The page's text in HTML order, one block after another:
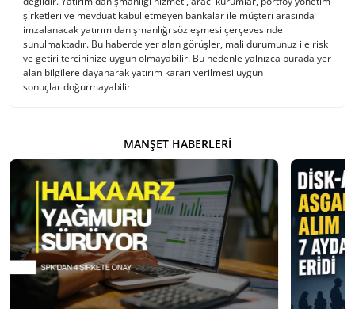
şirketleri ve mevduat kabul etmeyen bankalar ile müşteri arasında
imzalanacak yatırım danışmanlığı sözleşmesi çerçevesinde
sunulmaktadır. Bu haberde yer alan görüşler, mali durumunuz ile risk
ve getiri tercihinize uygun olmayabilir. Bu nedenle yalnızca burada yer
alan bilgilere dayanarak yatırım kararı verilmesi uygun
sonuçlar doğurmayabilir.
MANŞET HABERLERI